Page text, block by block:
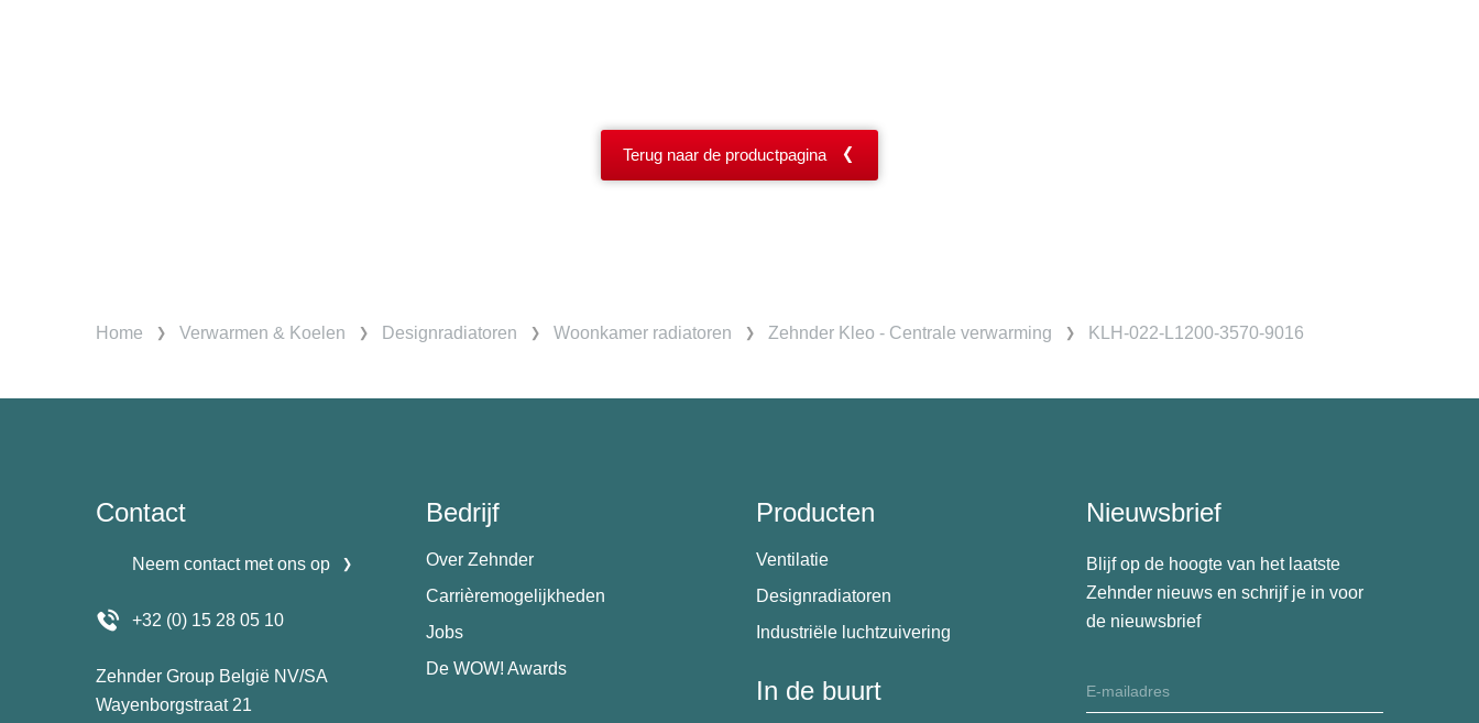
Terug naar de productpagina
Home Verwarmen & Koelen Designradiatoren Woonkamer radiatoren Zehnder Kleo - Centrale verwarming KLH-022-L1200-3570-9016
Contact
Neem contact met ons op
+32 (0) 15 28 05 10
Zehnder Group België NV/SA
Wayenborgstraat 21
Bedrijf
Over Zehnder
Carrièremogelijkheden
Jobs
De WOW! Awards
Producten
Ventilatie
Designradiatoren
Industriële luchtzuivering
In de buurt
Nieuwsbrief
Blijf op de hoogte van het laatste
Zehnder nieuws en schrijf je in voor
de nieuwsbrief